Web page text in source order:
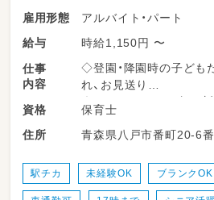
雇用形態
アルバイト・パート
給与
時給1,150円 〜
仕事
内容
◇登園・降園時の子ども
れ、お見送り
◇子どもたちの見守り（
などの戸外活動の引率）
◇排泄の自立サポート、
◇楽しいもぐもぐ時間を
◇お昼寝（午睡）の準備
資格
保育士
住所
青森県八戸市番町20-6
駅チカ 未経験OK ブランクOK